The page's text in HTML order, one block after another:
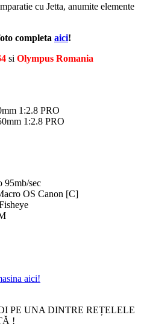
cu Jetta, anumite elemente
completa aici!
si Olympus Romania
1:2.8 PRO
1:2.8 PRO
95mb/sec
OS Canon [C]
PE UNA DINTRE REȚELELE
!